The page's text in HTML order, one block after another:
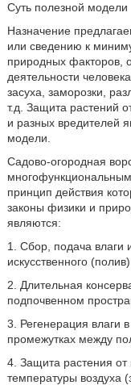
Суть полезной модели
Назначение
или сведению к
природных факторов,
деятельности
засуха, заморозки,
т.д. Защита растений
и разных вредителей
модели.
Садово-огородная
многофункциональным
принцип действия
законы физики и
являются:
1. Сбор, подача влаги
искусственного
2. Длительная
подпочвенном
3. Регенерация влаги
промежутках между
4. Защита растения от
температуры воздуха